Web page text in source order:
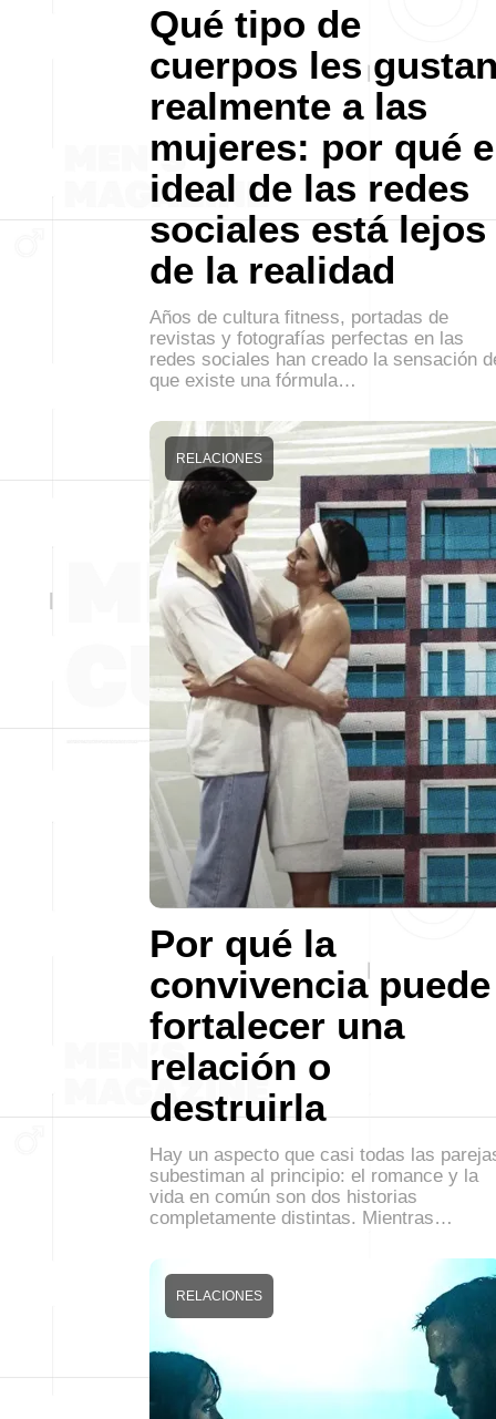
Qué tipo de
cuerpos les
realmente a las
mujeres: por qué
ideal de las redes
sociales está lejos
de la realidad
Años de cultura fitness, portadas de
revistas y fotografías perfectas en las
redes sociales han creado la sensación
que existe una fórmula…
Por qué la
convivencia puede
fortalecer una
relación o
destruirla
RELACIONES
Hay un aspecto que casi todas las
subestiman al principio: el romance y la
vida en común son dos historias
completamente distintas. Mientras…
RELACIONES